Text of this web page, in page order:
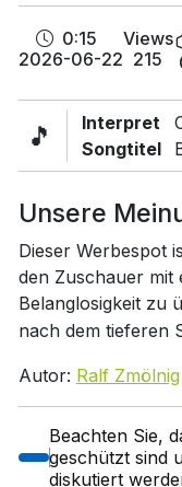
0:15
2026-06-22
Views
215
🎵
Interpret
Songtitel
Unsere
Dieser Werbespot
den Zuschauer
Belanglosigkeit zu
nach dem tieferen
Autor: Ralf Zmölnig
Beachten Sie,
geschützt sind
diskutiert